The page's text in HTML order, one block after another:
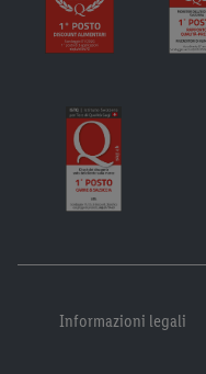
Informazioni legali